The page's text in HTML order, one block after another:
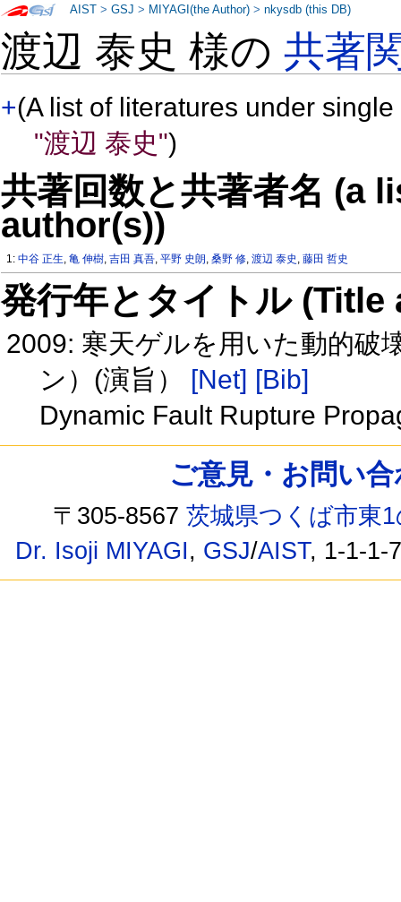
渡辺 泰史 様の共著
+(A list of literatures under
"渡辺 泰史")
共著回数と共著者名 (a
author(s))
1:中谷 正生,亀 伸樹,吉田 真吾,平野 史朗,桑野 修,渡辺 泰史 ,藤田 哲史
発行年とタイトル
2009: 寒天ゲルを用いた動的破
ン）(演旨） [Net] [Bib]
Dynamic Fault Rupture
AIST >GSJ > MIYAGI(the Author) >nkysdb (this DB)
ご意見・お問い
〒305-8567茨城県つくば市東
Dr. Isoji MIYAGI, GSJ/AIST, 1-1-1-